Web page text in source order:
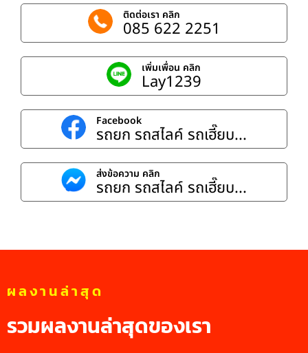
ติดต่อเรา คลิก
085 622 2251
เพิ่มเพื่อน คลิก
Lay1239
Facebook
รถยก รถสไลค์ รถเฮี๊ยบ...
ส่งข้อความ คลิก
รถยก รถสไลค์ รถเฮี๊ยบ...
ผลงานล่าสุด
รวมผลงานล่าสุดของเรา